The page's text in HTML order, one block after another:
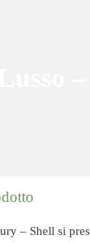
– Shell si